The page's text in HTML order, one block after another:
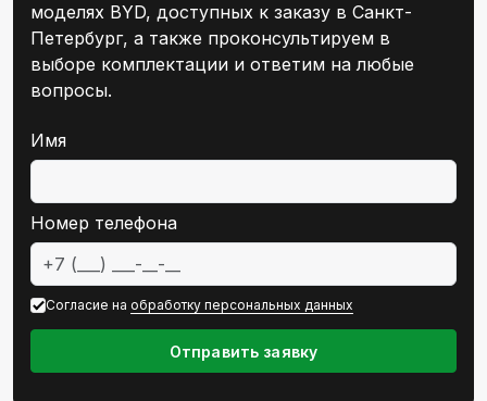
моделях BYD, доступных к заказу в Санкт-
Петербург, а также проконсультируем в
выборе комплектации и ответим на любые
вопросы.
Email
Имя
Номер телефона
Согласие на обработку персональных данных
Отправить заявку